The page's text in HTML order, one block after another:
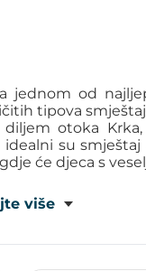
jednom od
tipova
otoka
su smještaj
će djeca s
više